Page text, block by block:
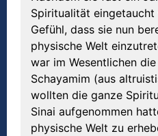
Spiritualität
Gefühl, dass sie nun
physische Welt
war im Wesentlichen
Schayamim (aus
wollten die ganze
Sinai aufgenommen
physische Welt zu